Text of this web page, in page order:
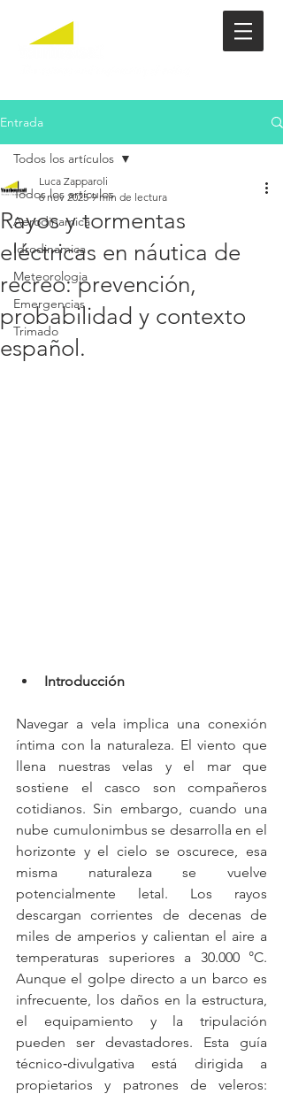
Entrada
Todos los artículos
Aerodinamica
Idrodinamica
Meteorologia
Emergencias
Trimado
Todos los artículos
Rayos y tormentas
eléctricas en náutica de
recreo: prevención,
probabilidad y contexto
español.
Luca Zapparoli
6 nov 2025 9 min de lectura
Introducción
Navegar a vela implica una conexión
íntima con la naturaleza. El viento que
llena nuestras velas y el mar que
sostiene el casco son compañeros
cotidianos. Sin embargo, cuando una
nube cumulonimbus se desarrolla en el
horizonte y el cielo se oscurece, esa
misma naturaleza se vuelve
potencialmente letal. Los rayos
descargan corrientes de decenas de
miles de amperios y calientan el aire a
temperaturas superiores a 30.000 °C.
Aunque el golpe directo a un barco es
infrecuente, los daños en la estructura,
el equipamiento y la tripulación
pueden ser devastadores. Esta guía
técnico‑divulgativa está dirigida a
propietarios y patrones de veleros: